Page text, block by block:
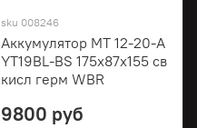
sku 008246
Аккумулятор МТ 12-20-А
YT19BL-BS 175х87х155 св
кисл герм WBR
9800 руб